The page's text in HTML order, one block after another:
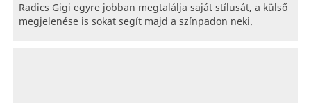
Radics Gigi egyre jobban megtalálja saját stílusát, a külső
megjelenése is sokat segít majd a színpadon neki.